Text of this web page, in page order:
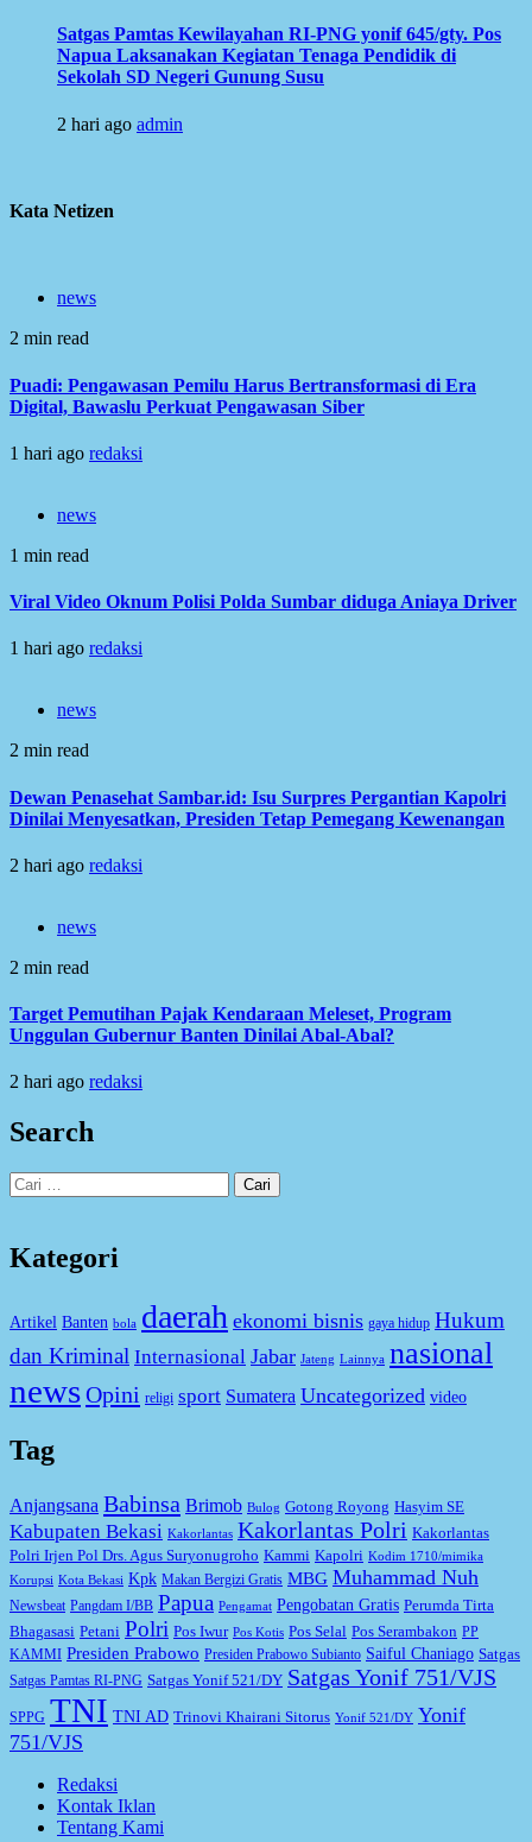
Satgas Pamtas Kewilayahan RI-PNG yonif 645/gty. Pos
Napua Laksanakan Kegiatan Tenaga Pendidik di
Sekolah SD Negeri Gunung Susu
2 hari ago admin
Kata Netizen
news
2 min read
Puadi: Pengawasan Pemilu Harus Bertransformasi di Era
Digital, Bawaslu Perkuat Pengawasan Siber
1 hari ago redaksi
news
1 min read
Viral Video Oknum Polisi Polda Sumbar diduga Aniaya Driver
1 hari ago redaksi
news
2 min read
Dewan Penasehat Sambar.id: Isu Surpres Pergantian Kapolri
Dinilai Menyesatkan, Presiden Tetap Pemegang Kewenangan
2 hari ago redaksi
news
2 min read
Target Pemutihan Pajak Kendaraan Meleset, Program
Unggulan Gubernur Banten Dinilai Abal-Abal?
2 hari ago redaksi
Search
Cari
untuk:
Kategori
Artikel Banten bola daerah ekonomi bisnis gaya hidup Hukum
dan Kriminal Internasional Jabar Jateng Lainnya nasional
newsOpini religi sport Sumatera Uncategorized video
Tag
Anjangsana Babinsa Brimob Bulog Gotong Royong Hasyim SE
Kabupaten Bekasi Kakorlantas Kakorlantas Polri Kakorlantas
Polri Irjen Pol Drs. Agus Suryonugroho Kammi Kapolri Kodim 1710/mimika
Korupsi Kota Bekasi Kpk Makan Bergizi Gratis MBG Muhammad Nuh
Newsbeat Pangdam I/BB Papua Pengamat Pengobatan Gratis Perumda Tirta
Bhagasasi Petani Polri Pos Iwur Pos Kotis Pos Selal Pos Serambakon PP
KAMMI Presiden Prabowo Presiden Prabowo Subianto Saiful Chaniago Satgas
Satgas Pamtas RI-PNG Satgas Yonif 521/DY Satgas Yonif 751/VJS
SPPG TNI TNI AD Trinovi Khairani Sitorus Yonif 521/DY Yonif
751/VJS
Redaksi
Kontak Iklan
Tentang Kami